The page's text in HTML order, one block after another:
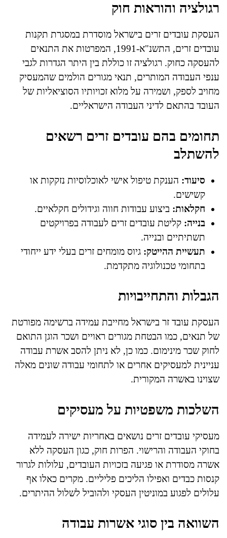
רגולציה והוראות חוק
העסקת עובדים זרים בישראל מוסדרת במסגרת תקנות
עובדים זרים, התשנ"א-1991, המפרטות את התנאים
להעסקה כחוק. רגולציה זו כוללת בין היתר הגדרות לגבי
ענפי העבודה המותרים, תנאי מגורים הולמים שהמעסיק
מחויב לספק, ושמירה על מלוא זכויותיו הסוציאליות של
העובד בהתאם לדיני העבודה הישראליים.
תחומים בהם עובדים זרים רשאים
להשתלב
סיעוד: הענקת טיפול אישי לאוכלוסיות נזקקות או
קשישים.
חקלאות: ביצוע עבודות חווה וגידולים חקלאיים.
בנייה: קליטת עובדים זרים לעבודה בפרויקטים
תשתיתיים ובנייה.
תעשיית ההייטק: גיוס מומחים זרים בעלי ידע ייחודי
בתחומי טכנולוגיה מתקדמת.
הגבלות והתחייבויות
העסקת עובד זר בישראל מחייבת עמידה ברשימה מפורטת
של תנאים, כמו הבטחת מגורים ראויים ושכר הוגן התואם
לחוק שכר מינימום. כמו כן, לא ניתן להסב אשרת עבודה
עניינית למעסיקים אחרים או לתחומי עבודה שונים מאלה
שצוינו באשרה המקורית.
השלכות משפטיות על מעסיקים
מעסיקי עובדים זרים נושאים באחריות ישירה לעמידה
בחוקי העבודה והרישוי. הפרות חוק, כגון העסקה ללא
אשרה מסודרת או פגיעה בזכויות העובדים, עלולות לגרור
קנסות כבדים ואפילו הליכים פליליים. מקרים כאלו אף
עלולים לפגוע במוניטין העסקי ולהוביל לשלול ההיתרים.
השוואה בין סוגי אשרות עבודה